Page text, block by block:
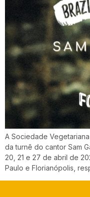
A Sociedade
da turnê do cantor Sam
20, 21 e 27 de abril de
Paulo e Florianópolis,